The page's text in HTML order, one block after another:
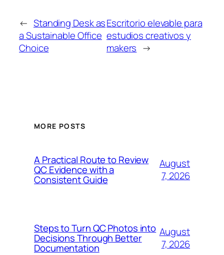
← Standing Desk as
a Sustainable Office
Choice
Escritorio elevable para
estudios creativos y
makers →
MORE POSTS
A Practical Route to Review
QC Evidence with a
Consistent Guide
August
7, 2026
Steps to Turn QC Photos into
Decisions Through Better
Documentation
August
7, 2026